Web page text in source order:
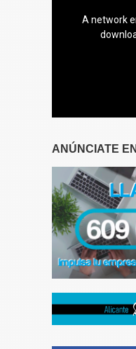
A network
ANÚNCIATE